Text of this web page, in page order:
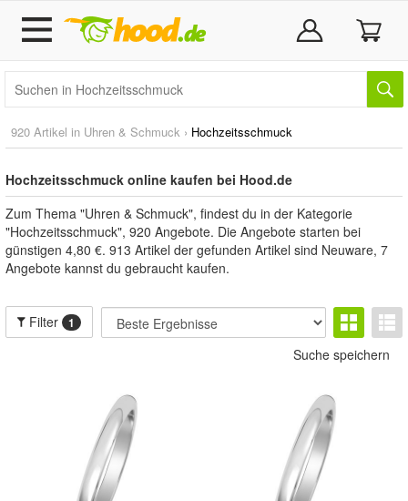
920 Artikel in Uhren & Schmuck › Hochzeitsschmuck
Hochzeitsschmuck online kaufen bei Hood.de
Zum Thema "Uhren & Schmuck", findest du in der Kategorie
"Hochzeitsschmuck", 920 Angebote. Die Angebote starten bei
günstigen 4,80 €. 913 Artikel der gefunden Artikel sind Neuware, 7
Angebote kannst du gebraucht kaufen.
Filter 1
Suche speichern